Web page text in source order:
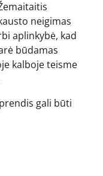
neigimas
aplinkybė, kad
būdamas
kalboje teisme
gali būti